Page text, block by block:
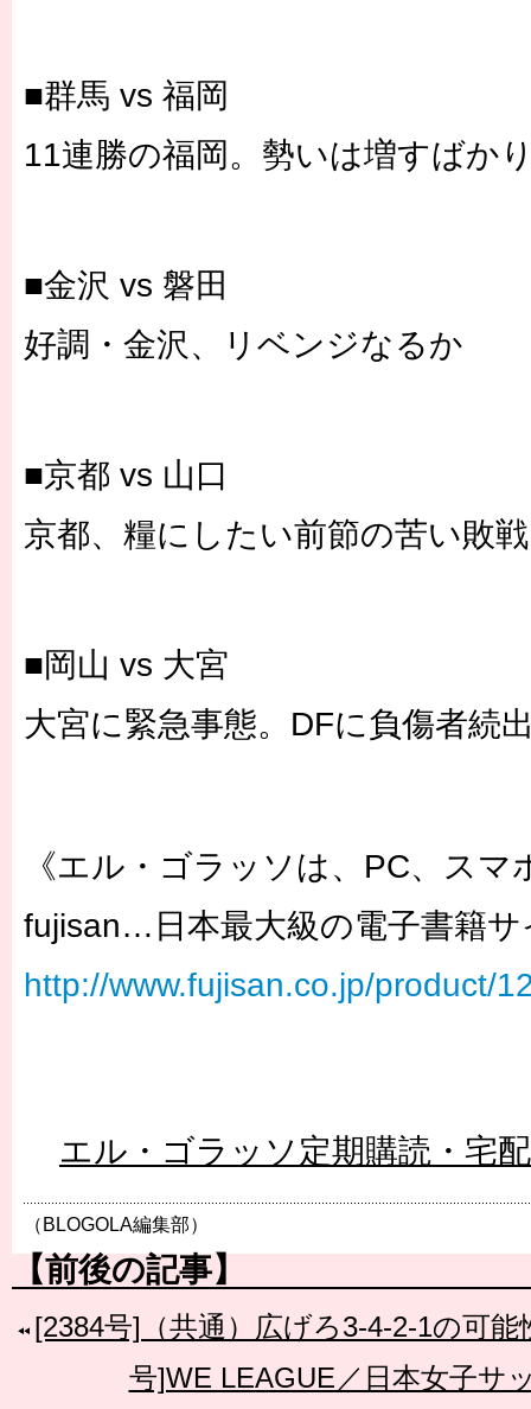
■群馬 vs 福岡
11連勝の福岡。勢いは増すばか
■金沢 vs 磐田
好調・金沢、リベンジなるか
■京都 vs 山口
京都、糧にしたい前節の苦い敗戦
■岡山 vs 大宮
大宮に緊急事態。DFに負傷者続
《エル・ゴラッソは、PC、スマ
fujisan…日本最大級の電子書籍サ
http://www.fujisan.co.jp/product/
エル・ゴラッソ定期購読・宅
（BLOGOLA編集部）
【前後の記事】
[2384号]（共通）広げろ3-4-2-1の可能
号]WE LEAGUE／日本女子サ